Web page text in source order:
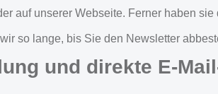
auf unserer Webseite. Ferner haben
so lange, bis Sie den Newsletter
und direkte E-